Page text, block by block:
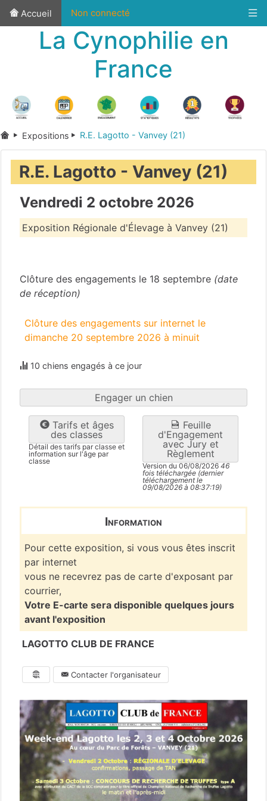
Accueil Non connecté
La Cynophilie en
France
Expositions R.E. Lagotto - Vanvey (21)
R.E. Lagotto - Vanvey (21)
Vendredi 2 octobre 2026
Exposition Régionale d'Élevage à Vanvey (21)
Clôture des engagements le 18 septembre (date
de réception)
Clôture des engagements sur internet le
dimanche 20 septembre 2026 à minuit
10 chiens engagés à ce jour
Engager un chien
Tarifs et âges
des classes
Détail des tarifs par classe et
information sur l'âge par
classe
Feuille
d'Engagement
avec Jury et
Règlement
Version du 06/08/2026 46
fois téléchargée (dernier
téléchargement le
09/08/2026 à 08:37:19)
Information
Pour cette exposition, si vous vous êtes inscrit
par internet
vous ne recevrez pas de carte d'exposant par
courrier,
Votre E-carte sera disponible quelques jours
avant l'exposition
LAGOTTO CLUB DE FRANCE
Contacter l'organisateur